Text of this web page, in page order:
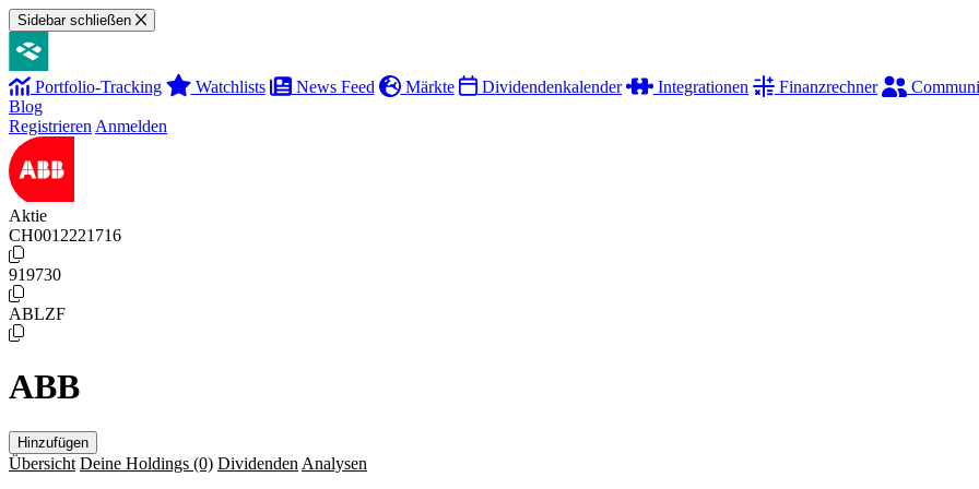
Sidebar schließen
Portfolio-Tracking Watchlists News Feed Märkte Dividendenkalender Integrationen Finanzrechner
Blog
Registrieren Anmelden
Aktie
CH0012221716
919730
ABLZF
ABB
Hinzufügen
Übersicht Deine Holdings (0) Dividenden Analysen